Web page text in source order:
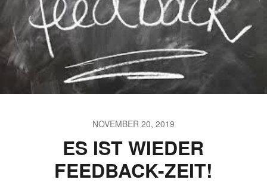
NOVEMBER 20, 2019
ES IST WIEDER
FEEDBACK-ZEIT!